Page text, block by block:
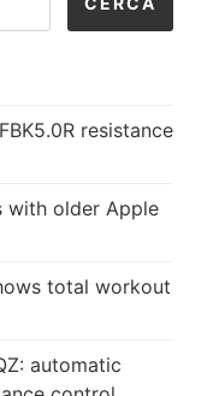
resistance
with older Apple
total workout
automatic